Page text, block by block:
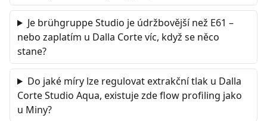
Je brühgruppe Studio je údržbovější než E61 –
nebo zaplatím u Dalla Corte víc, když se něco
stane?
Do jaké míry lze regulovat extrakční tlak u Dalla
Corte Studio Aqua, existuje zde flow profiling jako
u Miny?